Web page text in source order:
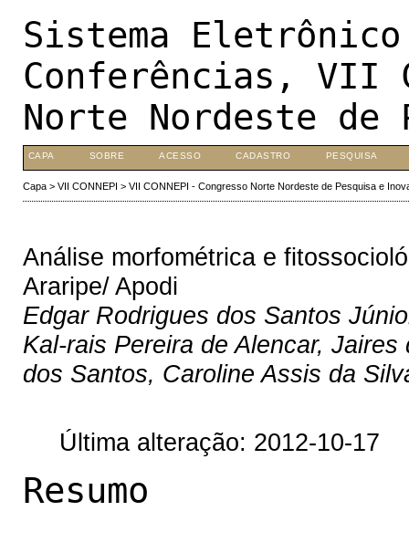
Sistema
Conferências, VII
Norte Nordeste de
CAPA SOBRE ACESSO CADASTRO PESQUISA
Capa> VII CONNEPI > VII CONNEPI - Congresso Norte Nordeste de Pesquisa e
Análise morfométrica e
Araripe/ Apodi
Edgar Rodrigues dos Santos
Kal-rais Pereira de Alencar,
dos Santos, Caroline Assis da
Última alteração: 2012-10-17
Resumo